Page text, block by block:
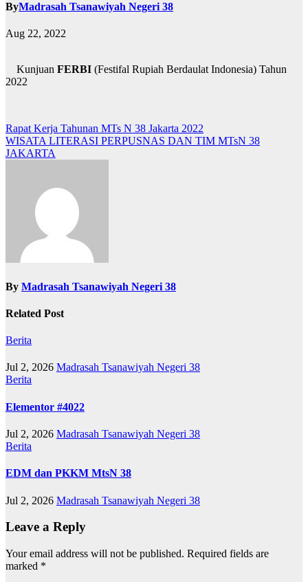
ByMadrasah Tsanawiyah Negeri 38
Aug 22, 2022
Kunjuan FERBI (Festifal Rupiah Berdaulat Indonesia) Tahun
2022
Post
navigation
Rapat Kerja Tahunan MTs N 38 Jakarta 2022
WISATA LITERASI PERPUSNAS DAN TIM MTsN 38
JAKARTA
By Madrasah Tsanawiyah Negeri 38
Related Post
Berita
Jul 2, 2026 Madrasah Tsanawiyah Negeri 38
Berita
Elementor #4022
Jul 2, 2026 Madrasah Tsanawiyah Negeri 38
Berita
EDM dan PKKM MtsN 38
Jul 2, 2026 Madrasah Tsanawiyah Negeri 38
Leave a Reply
Your email address will not be published. Required fields are
marked *